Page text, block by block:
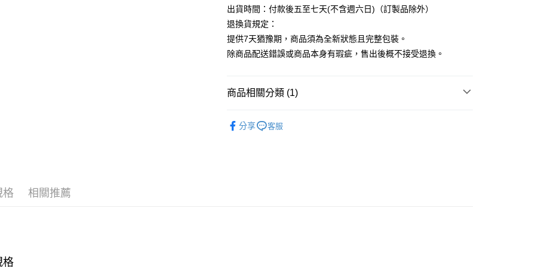
出貨時間：付款後五至七天(不含週六日)（訂製品除外）
退換貨規定：
提供7天猶豫期，商品須為全新狀態且完整包裝。
除商品配送錯誤或商品本身有瑕疵，售出後概不接受退換。
商品相關分類 (1)
分享
客服
格 相關推薦
格